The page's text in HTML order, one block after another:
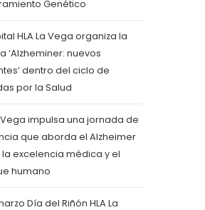
Genético
HLA La Vega organiza la
‘Alzheminer: nuevos
dentro del ciclo de
por la Salud
Vega impulsa una jornada de
que aborda el Alzheimer
excelencia médica y el
humano
Día del Riñón HLA La